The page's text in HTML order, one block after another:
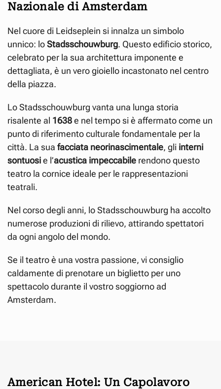
Nazionale di Amsterdam
Nel cuore di Leidseplein si innalza un simbolo
unnico: loStadsschouwburg. Questo edificio storico,
celebrato per la sua architettura imponente e
dettagliata, è un vero gioiello incastonato nel centro
della piazza.
Lo Stadsschouwburg vanta una lunga storia
risalente al 1638e nel tempo si è affermato come un
punto di riferimento culturale fondamentale per la
città. La sua facciata neorinascimentale, gli interni
sontuosie l’acustica impeccabile rendono questo
teatro la cornice ideale per le rappresentazioni
teatrali.
Nel corso degli anni, lo Stadsschouwburg ha accolto
numerose produzioni di rilievo, attirando spettatori
da ogni angolo del mondo.
Se il teatro è una vostra passione, vi consiglio
caldamente di prenotare un biglietto per uno
spettacolo durante il vostro soggiorno ad
Amsterdam.
American Hotel: Un Capolavoro